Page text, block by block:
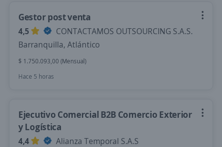
Gestor post venta
4,5
CONTACTAMOS OUTSOURCING S.A.S.
Barranquilla, Atlántico
$ 1.750.093,00 (Mensual)
Hace 5 horas
Ejecutivo Comercial B2B Comercio Exterior
y Logística
4,4
Alianza Temporal S.A.S